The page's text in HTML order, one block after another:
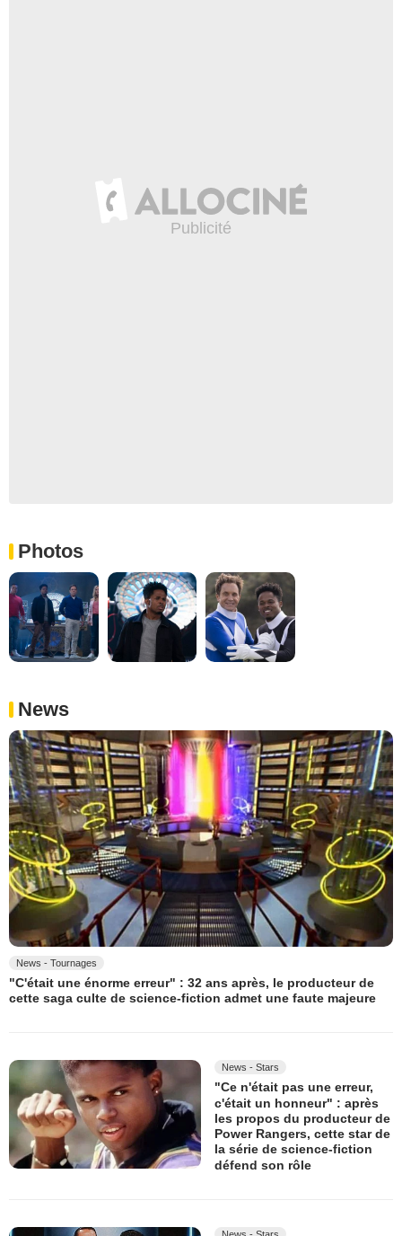
Photos
News
News - Tournages
"C'était une énorme erreur" : 32 ans après, le producteur de
cette saga culte de science-fiction admet une faute majeure
News - Stars
"Ce n'était pas une erreur,
c'était un honneur" : après
les propos du producteur de
Power Rangers, cette star de
la série de science-fiction
défend son rôle